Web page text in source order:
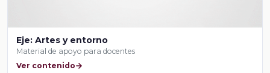
Eje: Artes y entorno
Material de apoyo para docentes
Ver contenido